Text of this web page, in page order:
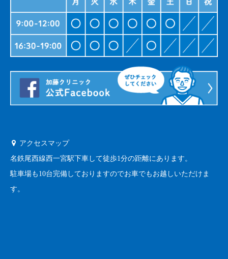
アクセスマップ
名鉄尾西線西一宮駅下車して徒歩1分の距離にあります。
駐車場も10台完備しておりますのでお車でもお越しいただけま
す。